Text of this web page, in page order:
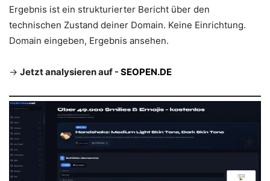
Ergebnis ist ein strukturierter Bericht über den
technischen Zustand deiner Domain. Keine Einrichtung.
Domain eingeben, Ergebnis ansehen.
→ Jetzt analysieren auf - SEOPEN.DE